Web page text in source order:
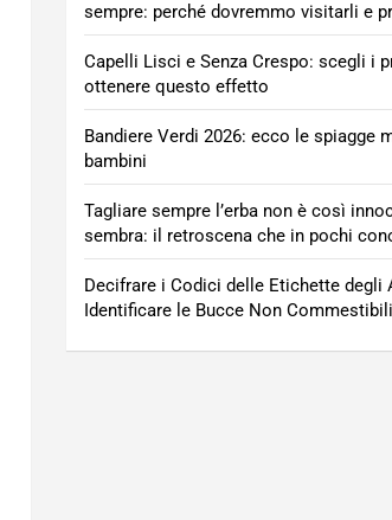
sempre: perché dovremmo visitarli e
Capelli Lisci e Senza Crespo: scegli i
ottenere questo effetto
Bandiere Verdi 2026: ecco le spiagge
bambini
Tagliare sempre l’erba non è così
sembra: il retroscena che in pochi
Decifrare i Codici delle Etichette degli
Identificare le Bucce Non Commestibili